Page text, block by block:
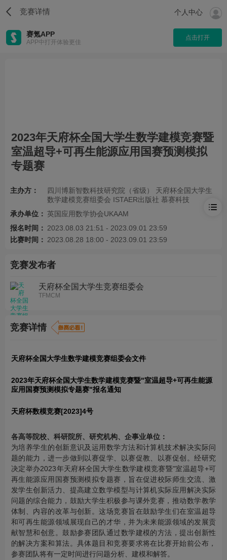
竞赛详情 个人中心
赛氪APP
APP中打开体验更佳
点击打开
2023年天府杯全国大学生数学建模竞赛暨
室温超导+可再生能源应用国赛预测模拟
专题赛
主办方：
四川博新智数科技研究院（省级） 天府杯全国大学生
数学建模竞赛组委会 ISTAER出版社 慕赛科技
承办单位： 英国应用数学协会UKAAM
报名时间： 2023.08.03 21:51 - 2023.09.01 23:59
比赛时间： 2023.08.28 18:00 - 2023.09.01 23:59
竞赛发布者
天府杯全国大学生竞赛组委会
TFMCM
竞赛详情
天府杯全国大学生数学建模竞赛组委会文件
2023年天府杯全国大学生数学建模竞赛暨"室温超导+可再生能源
应用国赛预测模拟专题赛"报名通知
天府杯数模竞赛[2023]4号
各高等院校、科研院所、研究机构、企事业单位：
为培养学生的创新意识及运用数学方法和计算机技术解决实际问
题的能力，进一步做到以赛促学、以赛促教、以赛促创。经研究
决定举办2023年天府杯全国大学生数学建模竞赛暨"室温超导+可
再生能源应用国赛预测模拟专题赛，旨在促进校际师生交流、激
发学生创新活力、提高建立数学模型与计算机实际应用解决实际
问题的综合能力，鼓励大学生积极参与课外竞赛，推动数学教学
体制、内容的改革与创新。这场竞赛旨在鼓励学生们在室温超导
和可再生能源领域展现自己的才华，并为未来能源领域的发展贡
献智慧和创意。鼓励参赛团队通过数学建模的方法，提出创新性
的解决方案和算法。具体题目和竞赛要求将在比赛开始前公布，
参赛团队将有一定时间进行问题分析、建模和解答。